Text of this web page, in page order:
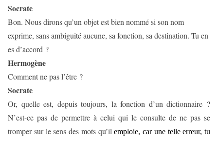
Socrate
Bon. Nous dirons qu’un objet est bien nommé si son nom
exprime, sans ambiguité aucune, sa fonction, sa destination. Tu en
es d’accord ?
Hermogène
Comment ne pas l’être ?
Socrate
Or, quelle est, depuis toujours, la fonction d’un dictionnaire ?
N’est-ce pas de permettre à celui qui le consulte de ne pas se
tromper sur le sens des mots qu’il emploie, car une telle erreur, tu